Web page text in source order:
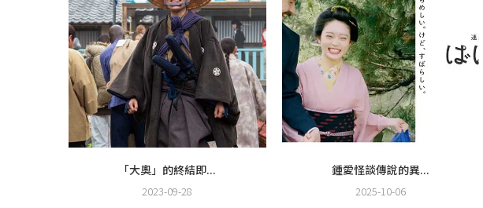
「大奧」的終結即...
2023-09-28
鍾愛怪談傳說的異...
2025-10-06